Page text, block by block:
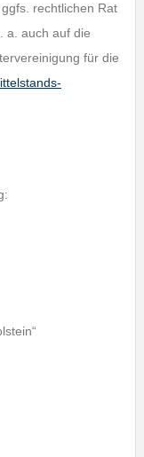
rechtlichen Rat
a. auch auf die
für die